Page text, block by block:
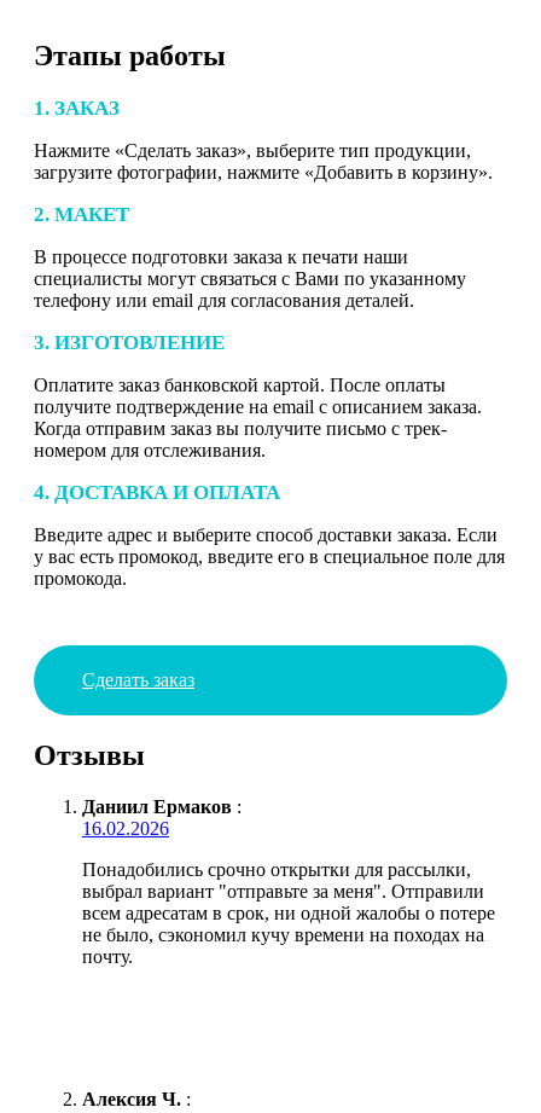
Этапы работы
1. ЗАКАЗ
Нажмите «Сделать заказ», выберите тип продукции,
загрузите фотографии, нажмите «Добавить в корзину».
2. МАКЕТ
В процессе подготовки заказа к печати наши
специалисты могут связаться с Вами по указанному
телефону или email для согласования деталей.
3. ИЗГОТОВЛЕНИЕ
Оплатите заказ банковской картой. После оплаты
получите подтверждение на email с описанием заказа.
Когда отправим заказ вы получите письмо с трек-
номером для отслеживания.
4. ДОСТАВКА И ОПЛАТА
Введите адрес и выберите способ доставки заказа. Если
у вас есть промокод, введите его в специальное поле для
промокода.
Сделать заказ
Отзывы
Даниил Ермаков :
16.02.2026
Понадобились срочно открытки для рассылки,
выбрал вариант "отправьте за меня". Отправили
всем адресатам в срок, ни одной жалобы о потере
не было, сэкономил кучу времени на походах на
почту.
Алексия Ч. :